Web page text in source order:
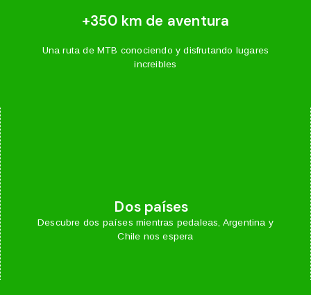
+350 km de aventura
Una ruta de MTB conociendo y disfrutando lugares
increibles
Dos países
Descubre dos países mientras pedaleas, Argentina y
Chile nos espera